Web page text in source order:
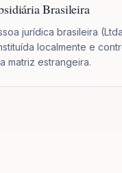
Brasileira
jurídica brasileira
localmente e
matriz estrangeira.